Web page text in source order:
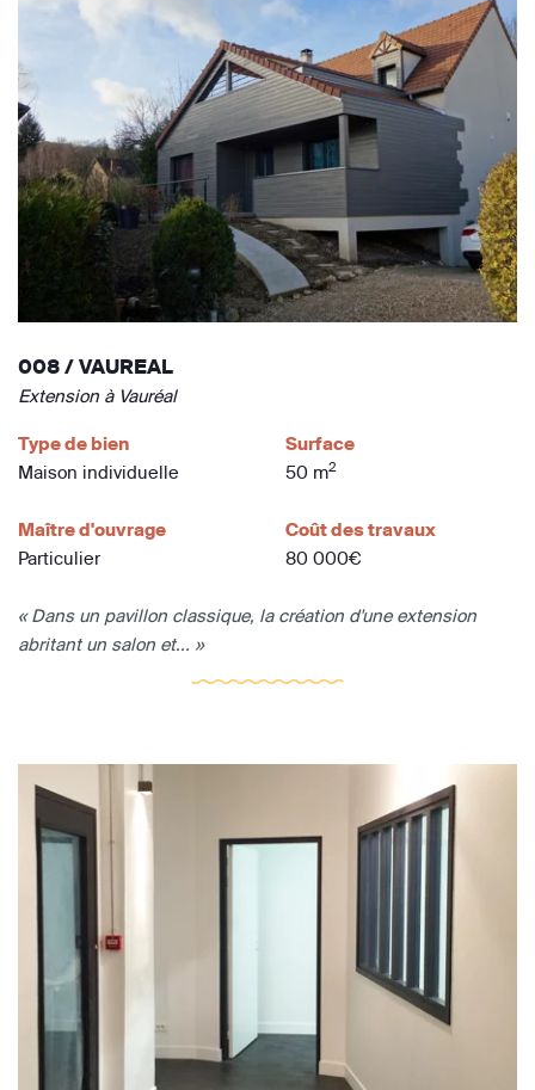
008 / VAUREAL
Extension à Vauréal
Type de bien
Maison individuelle
Surface
50 m2
Maître d'ouvrage
Particulier
Coût des travaux
80 000€
« Dans un pavillon classique, la création d'une extension
abritant un salon et... »